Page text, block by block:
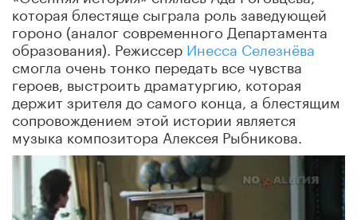
которая блестяще сыграла роль заведующей
гороно (аналог современного Департамента
образования). Режиссер Инесса Селезнёва
смогла очень тонко передать все чувства
героев, выстроить драматургию, которая
держит зрителя до самого конца, а блестящим
сопровождением этой истории является
музыка композитора Алексея Рыбникова.